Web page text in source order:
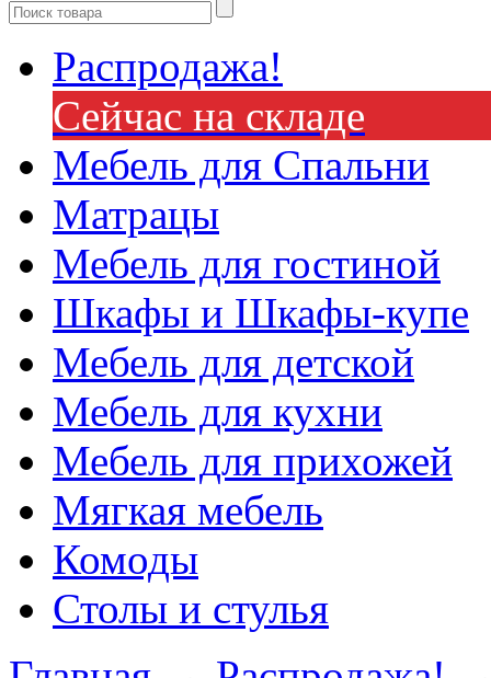
Распродажа!
Сейчас на складе
Мебель для Спальни
Матрацы
Мебель для гостиной
Шкафы и Шкафы-купе
Мебель для детской
Мебель для кухни
Мебель для прихожей
Мягкая мебель
Комоды
Столы и стулья